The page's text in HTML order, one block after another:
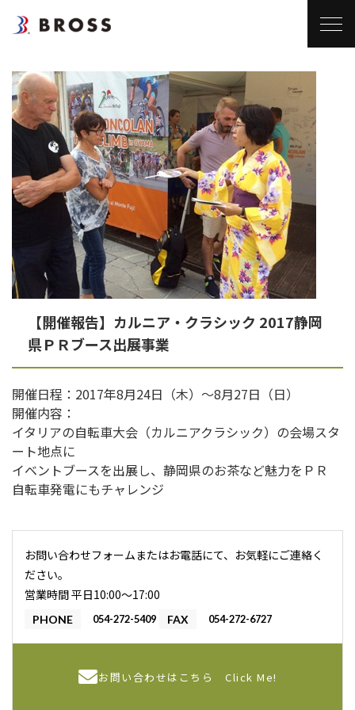
【開催報告】カルニア・クラシック 2017静岡
県ＰＲブース出展事業
開催日程：2017年8月24日（木）～8月27日（日）
開催内容：
イタリアの自転車大会（カルニアクラシック）の会場スタ
ート地点に
イベントブースを出展し、静岡県のお茶など魅力をＰＲ
自転車発電にもチャレンジ
お問い合わせフォームまたはお電話にて、お気軽にご連絡く
ださい。
営業時間 平日10:00〜17:00
PHONE 054-272-5409 FAX 054-272-6727
お問い合わせはこちら Click Me!